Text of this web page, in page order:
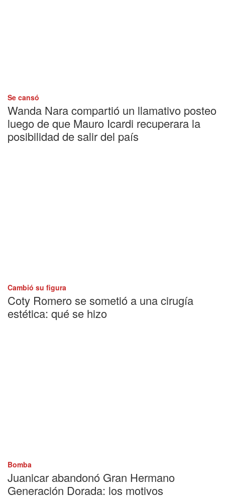
Se cansó
Wanda Nara compartió un llamativo posteo
luego de que Mauro Icardi recuperara la
posibilidad de salir del país
Cambió su figura
Coty Romero se sometió a una cirugía
estética: qué se hizo
Bomba
Juanicar abandonó Gran Hermano
Generación Dorada: los motivos